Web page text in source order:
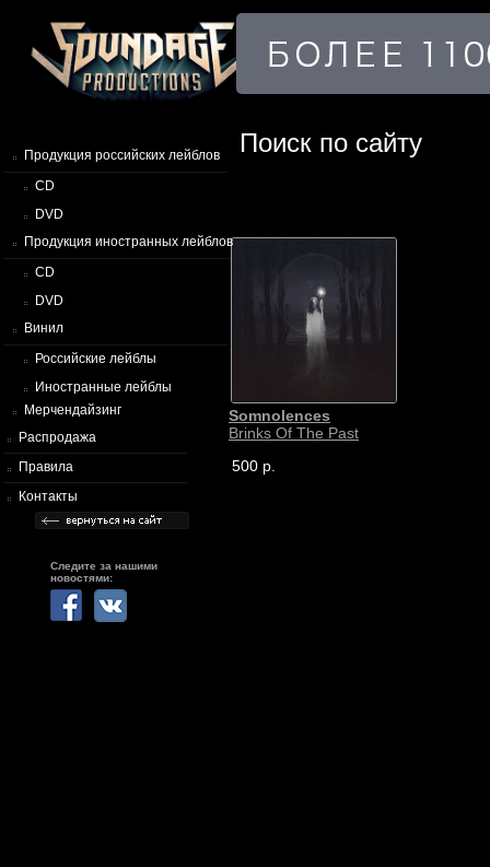
Продукция российских лейблов
CD
DVD
Продукция иностранных лейблов
CD
DVD
Винил
Российские лейблы
Иностранные лейблы
Мерчендайзинг
Распродажа
Правила
Контакты
Следите за нашими
новостями:
Поиск по сайту
Somnolences
Brinks Of The Past
500 р.